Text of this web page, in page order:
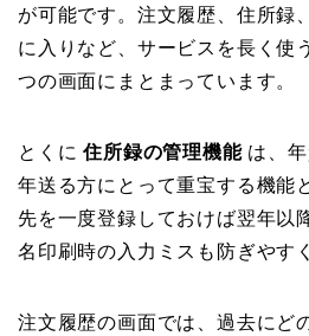
が可能です。注文履歴、住所録
に入りなど、サービスを長く使
つの画面にまとまっています。
とくに住所録の管理機能は、年
年送る方にとって重宝する機能
先を一度登録しておけば翌年以
名印刷時の入力ミスも防ぎやす
注文履歴の画面では、過去にど